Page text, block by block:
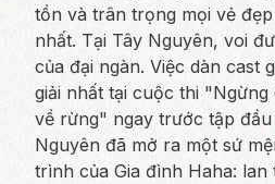
tồn và trân trọng mọi vẻ
nhất. Tại Tây Nguyên, voi
của đại ngàn. Việc dàn cast
giải nhất tại cuộc thi
về rừng" ngay trước tập
Nguyên đã mở ra một sứ
trình của Gia đình Haha: